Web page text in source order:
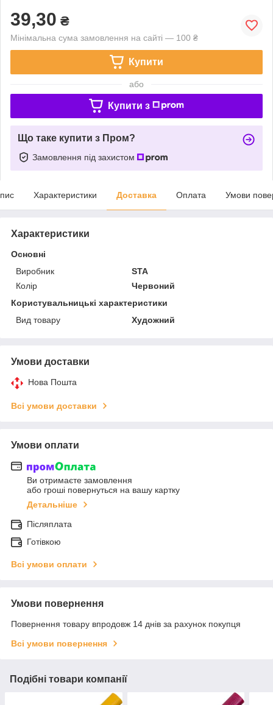
39,30 ₴
Мінімальна сума замовлення на сайті — 100 ₴
Купити
або
Купити з
Що таке купити з Пром?
Замовлення під захистом
Характеристики Доставка Оплата Умови
Характеристики
Основні
Виробник
STA
Колір
Червоний
Користувальницькі характеристики
Вид товару
Художний
Умови доставки
Нова Пошта
Всі умови доставки
Умови оплати
Ви отримаєте замовлення
або гроші повернуться на вашу картку
Детальніше
Післяплата
Готівкою
Всі умови оплати
Умови повернення
Повернення товару впродовж 14 днів за рахунок покупця
Всі умови повернення
Подібні товари компанії